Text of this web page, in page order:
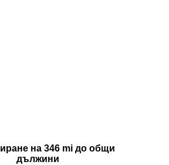
на 346 mi до общи
дължини